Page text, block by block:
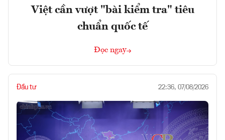
Việt cần vượt "bài kiểm tra" tiêu
chuẩn quốc tế
Đọc ngay
Đầu tư 22:36, 07/08/2026